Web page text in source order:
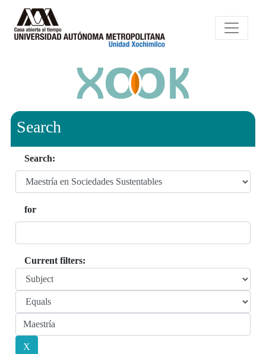
Search
Search:
for
Current filters: